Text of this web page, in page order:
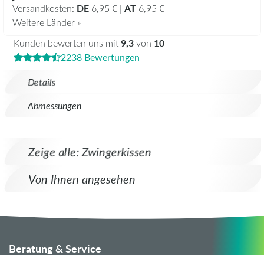
Details
Abmessungen
Versandkosten: DE 6,95 € | AT 6,95 €
Weitere Länder »
Kunden bewerten uns mit9,3von 10
2238 Bewertungen
Zeige alle: Zwingerkissen
Von Ihnen angesehen
Beratung & Service